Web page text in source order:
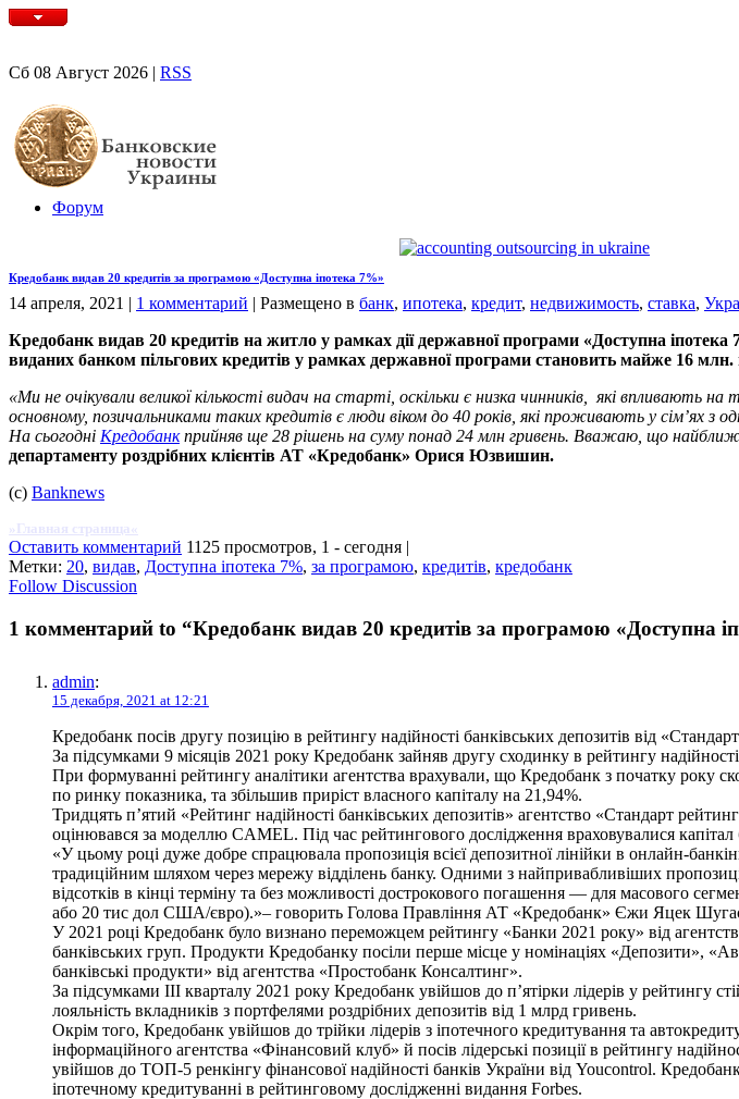
Сб 08 Август 2026 | RSS
Форум
Кредобанк видав 20 кредитів за програмою «Доступна іпотека 7%»
14 апреля, 2021 | 1 комментарий | Размещено в банк, ипотека, кредит, недвижимость, ставка,
Кредобанк видав 20 кредитів на житло у рамках дії державної програми «Доступна іпотека
виданих банком пільгових кредитів у рамках державної програми становить майже 16 млн.
«Ми не очікували великої кількості видач на старті, оскільки є низка чинників, які впливають
основному, позичальниками таких кредитів є люди віком до 40 років, які проживають у сім’ях з
На сьогодні Кредобанкприйняв ще 28 рішень на суму понад 24 млн гривень. Вважаю, що
департаменту роздрібних клієнтів АТ «Кредобанк» Орися Юзвишин.
(c) Banknews
»Главная страница«
Оставить комментарий 1125 просмотров, 1 - сегодня |
Метки: 20, видав, Доступна іпотека 7%, за програмою, кредитів, кредобанк
Follow Discussion
1 комментарий to “Кредобанк видав 20 кредитів за програмою «Доступна
admin:
15 декабря, 2021 at 12:21
Кредобанк посів другу позицію в рейтингу надійності банківських депозитів від
За підсумками 9 місяців 2021 року Кредобанк зайняв другу сходинку в рейтингу
При формуванні рейтингу аналітики агентства врахували, що Кредобанк з початку року
по ринку показника, та збільшив приріст власного капіталу на 21,94%.
Тридцять п’ятий «Рейтинг надійності банківських депозитів» агентство «Стандарт
оцінювався за моделлю CAMEL. Під час рейтингового дослідження враховувалися капітал
«У цьому році дуже добре спрацювала пропозиція всієї депозитної лінійки в онлайн-
традиційним шляхом через мережу відділень банку. Одними з найпривабливіших
відсотків в кінці терміну та без можливості дострокового погашення — для масового
або 20 тис дол США/євро).»– говорить Голова Правління АТ «Кредобанк» Єжи Яцек
У 2021 році Кредобанк було визнано переможцем рейтингу «Банки 2021 року» від
банківських груп. Продукти Кредобанку посіли перше місце у номінаціях «Депозити»,
банківські продукти» від агентства «Простобанк Консалтинг».
За підсумками ІІІ кварталу 2021 року Кредобанк увійшов до п’ятірки лідерів у рейтингу
лояльність вкладників з портфелями роздрібних депозитів від 1 млрд гривень.
Окрім того, Кредобанк увійшов до трійки лідерів з іпотечного кредитування та
інформаційного агентства «Фінансовий клуб» й посів лідерські позиції в рейтингу
увійшов до ТОП-5 ренкінгу фінансової надійності банків України від Youcontrol.
іпотечному кредитуванні в рейтинговому дослідженні видання Forbes.